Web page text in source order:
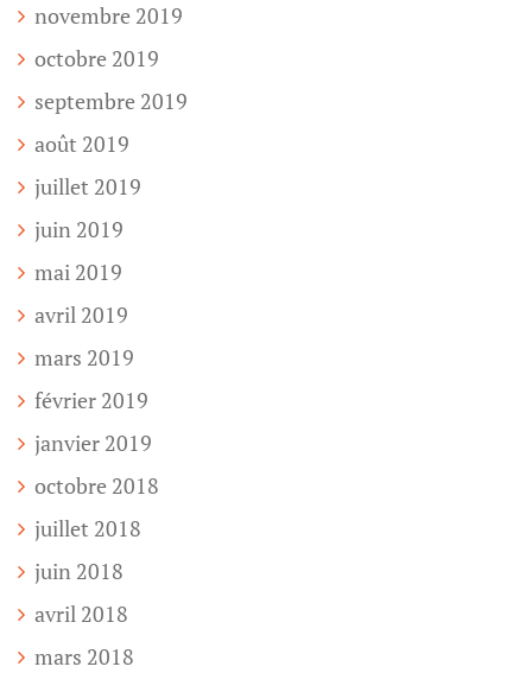
novembre 2019
octobre 2019
septembre 2019
août 2019
juillet 2019
juin 2019
mai 2019
avril 2019
mars 2019
février 2019
janvier 2019
octobre 2018
juillet 2018
juin 2018
avril 2018
mars 2018